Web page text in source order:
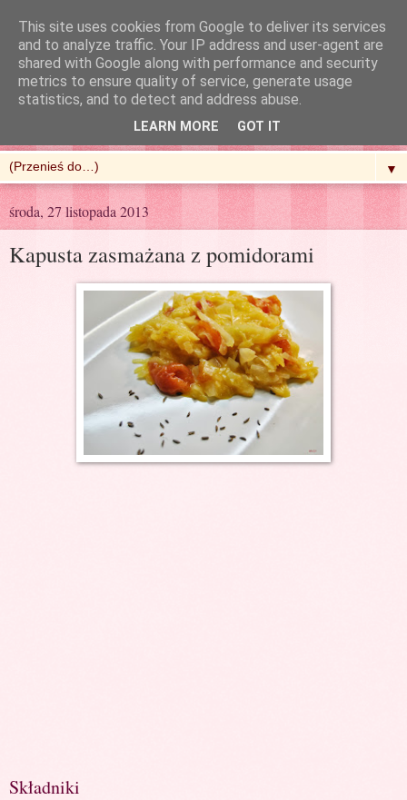
R'n'G Kitchen
▼
środa, 27 listopada 2013
Kapusta zasmażana z pomidorami
Składniki
This site uses cookies from Google to deliver its services
and to analyze traffic. Your IP address and user-agent are
shared with Google along with performance and security
metrics to ensure quality of service, generate usage
statistics, and to detect and address abuse.
LEARN MORE GOT IT